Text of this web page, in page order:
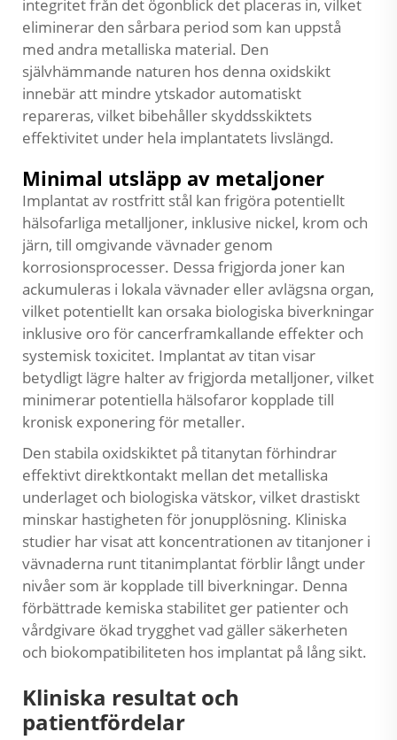
integritet från det ögonblick det placeras in, vilket
eliminerar den sårbara period som kan uppstå
med andra metalliska material. Den
självhämmande naturen hos denna oxidskikt
innebär att mindre ytskador automatiskt
repareras, vilket bibehåller skyddsskiktets
effektivitet under hela implantatets livslängd.
Minimal utsläpp av metaljoner
Implantat av rostfritt stål kan frigöra potentiellt
hälsofarliga metalljoner, inklusive nickel, krom och
järn, till omgivande vävnader genom
korrosionsprocesser. Dessa frigjorda joner kan
ackumuleras i lokala vävnader eller avlägsna organ,
vilket potentiellt kan orsaka biologiska biverkningar
inklusive oro för cancerframkallande effekter och
systemisk toxicitet. Implantat av titan visar
betydligt lägre halter av frigjorda metalljoner, vilket
minimerar potentiella hälsofaror kopplade till
kronisk exponering för metaller.
Den stabila oxidskiktet på titanytan förhindrar
effektivt direktkontakt mellan det metalliska
underlaget och biologiska vätskor, vilket drastiskt
minskar hastigheten för jonupplösning. Kliniska
studier har visat att koncentrationen av titanjoner i
vävnaderna runt titanimplantat förblir långt under
nivåer som är kopplade till biverkningar. Denna
förbättrade kemiska stabilitet ger patienter och
vårdgivare ökad trygghet vad gäller säkerheten
och biokompatibiliteten hos implantat på lång sikt.
Kliniska resultat och
patientfördelar